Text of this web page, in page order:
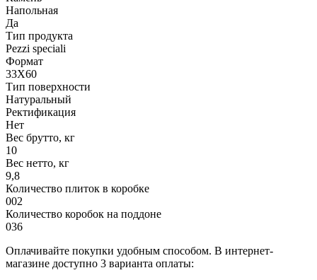
Напольная
Да
Тип продукта
Pezzi speciali
Формат
33X60
Тип поверхности
Натуральный
Ректификация
Нет
Вес брутто, кг
10
Вес нетто, кг
9,8
Количество плиток в коробке
002
Количество коробок на поддоне
036
Оплачивайте покупки удобным способом. В интернет-
магазине доступно 3 варианта оплаты: